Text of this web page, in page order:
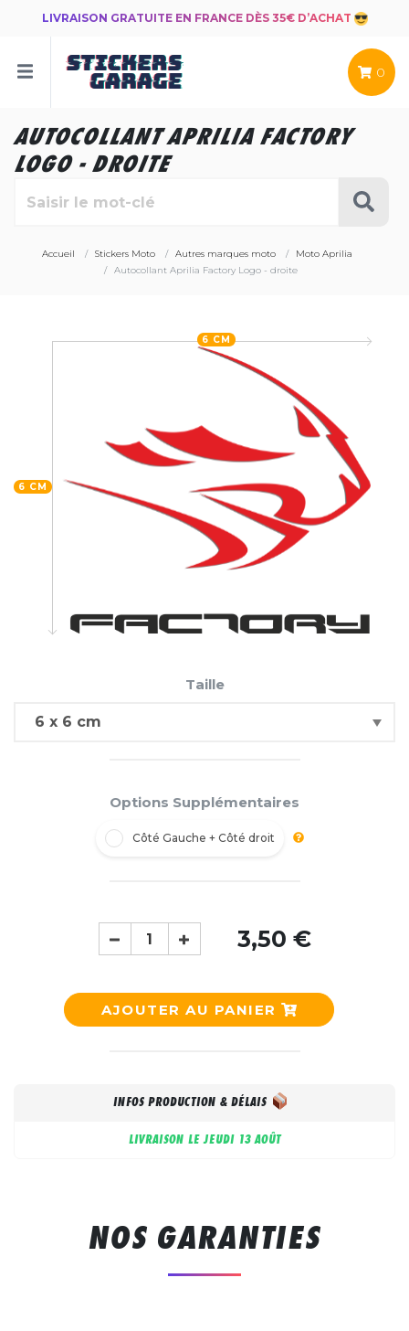
LIVRAISON GRATUITE EN FRANCE DÈS 35€ D’ACHAT
0
AUTOCOLLANT APRILIA FACTORY
LOGO - DROITE
Accueil Stickers Moto Autres marques moto
Moto Aprilia
Autocollant Aprilia Factory Logo - droite
6 CM
6 CM
Taille
Options Supplémentaires
Côté Gauche + Côté droit
3,50 €
AJOUTER AU PANIER
INFOS PRODUCTION & DÉLAIS
LIVRAISON LE JEUDI 13 AOÛT
NOS GARANTIES